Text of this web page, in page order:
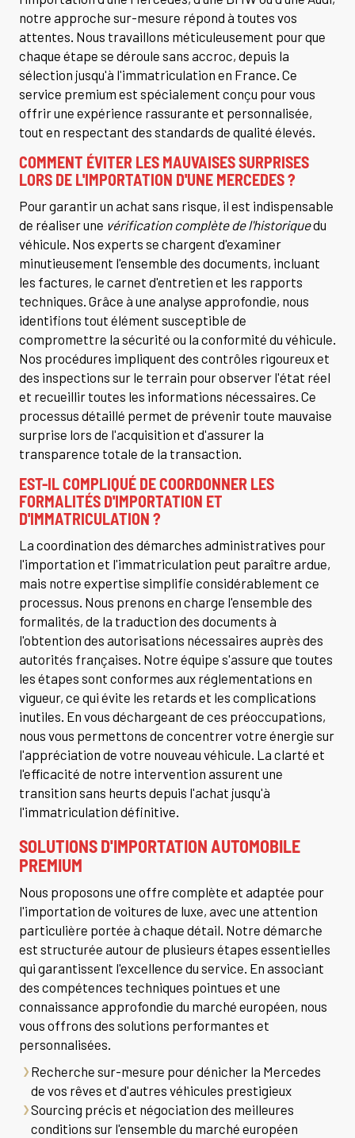
notre approche sur-mesure répond à toutes vos
attentes. Nous travaillons méticuleusement pour que
chaque étape se déroule sans accroc, depuis la
sélection jusqu'à l'immatriculation en France. Ce
service premium est spécialement conçu pour vous
offrir une expérience rassurante et personnalisée,
tout en respectant des standards de qualité élevés.
COMMENT ÉVITER LES MAUVAISES SURPRISES
LORS DE L'IMPORTATION D'UNE MERCEDES ?
Pour garantir un achat sans risque, il est indispensable
de réaliser une vérification complète de l'historiquedu
véhicule. Nos experts se chargent d'examiner
minutieusement l'ensemble des documents, incluant
les factures, le carnet d'entretien et les rapports
techniques. Grâce à une analyse approfondie, nous
identifions tout élément susceptible de
compromettre la sécurité ou la conformité du véhicule.
Nos procédures impliquent des contrôles rigoureux et
des inspections sur le terrain pour observer l'état réel
et recueillir toutes les informations nécessaires. Ce
processus détaillé permet de prévenir toute mauvaise
surprise lors de l'acquisition et d'assurer la
transparence totale de la transaction.
EST-IL COMPLIQUÉ DE COORDONNER LES
FORMALITÉS D'IMPORTATION ET
D'IMMATRICULATION ?
La coordination des démarches administratives pour
l'importation et l'immatriculation peut paraître ardue,
mais notre expertise simplifie considérablement ce
processus. Nous prenons en charge l'ensemble des
formalités, de la traduction des documents à
l'obtention des autorisations nécessaires auprès des
autorités françaises. Notre équipe s'assure que toutes
les étapes sont conformes aux réglementations en
vigueur, ce qui évite les retards et les complications
inutiles. En vous déchargeant de ces préoccupations,
nous vous permettons de concentrer votre énergie sur
l'appréciation de votre nouveau véhicule. La clarté et
l'efficacité de notre intervention assurent une
transition sans heurts depuis l'achat jusqu'à
l'immatriculation définitive.
SOLUTIONS D'IMPORTATION AUTOMOBILE
PREMIUM
Nous proposons une offre complète et adaptée pour
l'importation de voitures de luxe, avec une attention
particulière portée à chaque détail. Notre démarche
est structurée autour de plusieurs étapes essentielles
qui garantissent l'excellence du service. En associant
des compétences techniques pointues et une
connaissance approfondie du marché européen, nous
vous offrons des solutions performantes et
personnalisées.
Recherche sur-mesure pour dénicher la Mercedes
de vos rêves et d'autres véhicules prestigieux
Sourcing précis et négociation des meilleures
conditions sur l'ensemble du marché européen